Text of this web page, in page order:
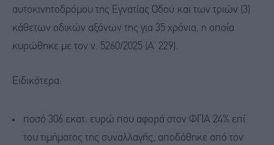
αυτοκινητοδρόμου της Εγνατίας Οδού και των τριών (3)
κάθετων οδικών αξόνων της για 35 χρόνια, η οποία
κυρώθηκε με τον ν. 5260/2025 (Α’ 229).
Ειδικότερα:
ποσό 306 εκατ. ευρώ που αφορά στον ΦΠΑ 24% επί
του τιμήματος της συναλλαγής, αποδόθηκε από τον